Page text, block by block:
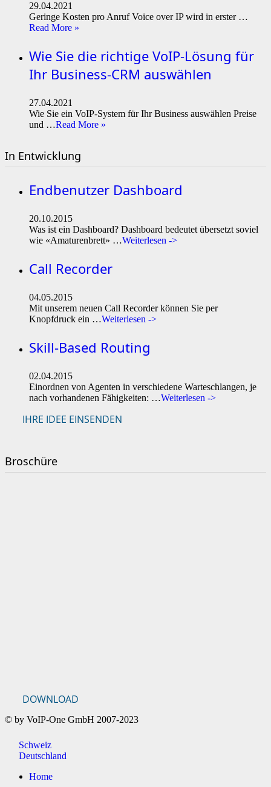
29.04.2021
Geringe Kosten pro Anruf Voice over IP wird in erster …
Read More »
Wie Sie die richtige VoIP-Lösung für
Ihr Business-CRM auswählen
27.04.2021
Wie Sie ein VoIP-System für Ihr Business auswählen Preise
und …Read More »
In Entwicklung
Endbenutzer Dashboard
20.10.2015
Was ist ein Dashboard? Dashboard bedeutet übersetzt soviel
wie «Amaturenbrett» …Weiterlesen ->
Call Recorder
04.05.2015
Mit unserem neuen Call Recorder können Sie per
Knopfdruck ein …Weiterlesen ->
Skill-Based Routing
02.04.2015
Einordnen von Agenten in verschiedene Warteschlangen, je
nach vorhandenen Fähigkeiten: …Weiterlesen ->
IHRE IDEE EINSENDEN
Broschüre
DOWNLOAD
© by VoIP-One GmbH 2007-2023
Schweiz
Deutschland
Home